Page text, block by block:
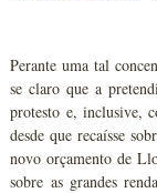
Perante uma tal
se claro que a
protesto e, inclusive,
desde que recaísse
novo orçamento de
sobre as grandes